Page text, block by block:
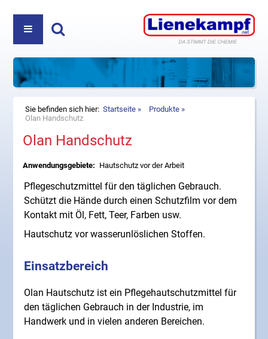
PRODUKTE
REINIGUNGS- UND PFLEGEMITTEL
KOSMETIK
ZUBEHÖR
HAUSHALT
ÜBER UNS
DIREKTVERKAUF
KONTAKT
Lienekampf GmbH & Co. KG
D-32107 Bad Salzuflen
Telefon+49 (5222) 980 35-0
Fax +49 (5222) 980 35-20
E-Mailinfo@lienekampf.net
(5222) 980 35-0 info@lienekampf.net
Sie befinden sich hier:Startseite
Produkte
Olan Handschutz
Olan Handschutz
Anwendungsgebiete: Hautschutz vor der Arbeit
Pflegeschutzmittel für den täglichen Gebrauch.
Schützt die Hände durch einen Schutzfilm vor dem
Kontakt mit Öl, Fett, Teer, Farben usw.
Hautschutz vor wasserunlöslichen Stoffen.
Einsatzbereich
Olan Hautschutz ist ein Pflegehautschutzmittel für
den täglichen Gebrauch in der Industrie, im
Handwerk und in vielen anderen Bereichen.